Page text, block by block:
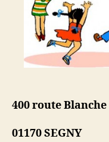
400 route Blanche
01170 SEGNY